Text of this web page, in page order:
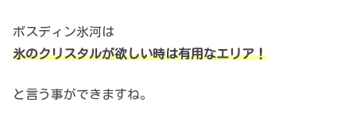
ボスディン氷河は
氷のクリスタルが欲しい時は有用なエリア！
と言う事ができますね。